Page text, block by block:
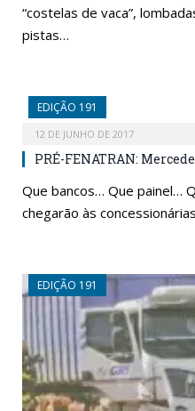
“costelas de vaca”,
pistas…
EDIÇÃO 191
12 DE JUNHO DE 2017
PRÉ-FENATRAN:
Que bancos… Que painel…
chegarão às
EDIÇÃO 191